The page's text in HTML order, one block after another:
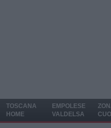
TOSCANA
HOME
EMPOLESE
VALDELSA